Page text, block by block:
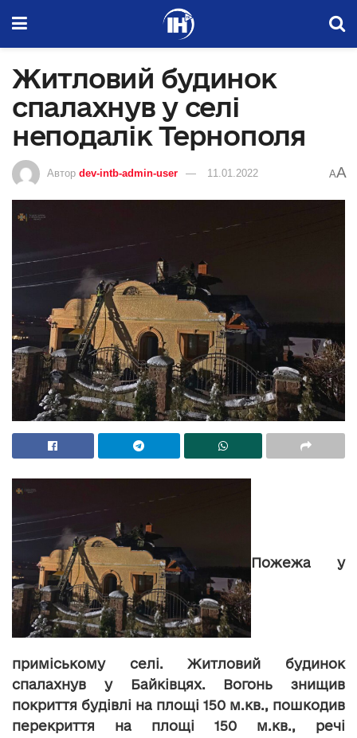
Житловий будинок
спалахнув у селі
неподалік Тернополя
Автор dev-intb-admin-user 11.01.2022 AA
Пожежа у
приміському селі. Житловий будинок
спалахнув у Байківцях. Вогонь знищив
покриття будівлі на площі 150 м.кв., пошкодив
перекриття на площі 150 м.кв., речі